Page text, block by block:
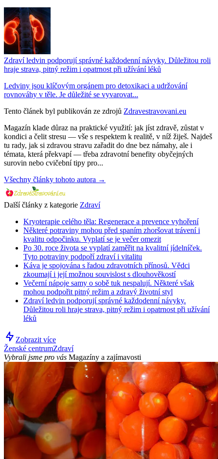
Zdraví ledvin podporují správné každodenní návyky. Důležitou roli
hraje strava, pitný režim i opatrnost při užívání léků
Ledviny jsou klíčovým orgánem pro detoxikaci a udržování
rovnováhy v těle. Je důležité se vyvarovat...
Tento článek byl publikován ze zdrojů Zdravestravovani.eu
Magazín klade důraz na praktické využití: jak jíst zdravě, zůstat v
kondici a čelit stresu — vše s respektem k realitě, v níž žiješ. Najdeš
tu rady, jak si zdravou stravu zařadit do dne bez námahy, ale i
témata, která překvapí — třeba zdravotní benefity obyčejných
surovin nebo cvičební tipy pro...
Všechny články tohoto autora →
Další články z kategorie Zdraví
Kryoterapie celého těla: Regenerace a prevence vyhoření
Některé potraviny mohou před spaním zhoršovat trávení i
kvalitu odpočinku. Vyplatí se je večer omezit
Po 30. roce života se vyplatí zaměřit na kvalitní jídelníček.
Tyto potraviny podpoří zdraví i vitalitu
Káva je spojována s řadou zdravotních přínosů. Vědci
zkoumají i její možnou souvislost s dlouhověkostí
Večerní nápoje samy o sobě tuk nespalují. Některé však
mohou podpořit pitný režim a zdravý životní styl
Zdraví ledvin podporují správné každodenní návyky.
Důležitou roli hraje strava, pitný režim i opatrnost při užívání
léků
Zobrazit více
Ženské centrumZdraví
Vybrali jsme pro vás Magazíny a zajímavosti